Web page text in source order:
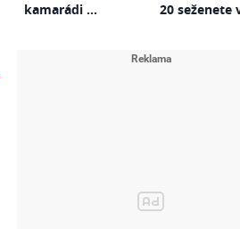
kamarádi ...
20 seženete